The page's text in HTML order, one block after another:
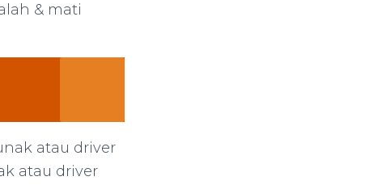
& mati
atau driver
atau driver